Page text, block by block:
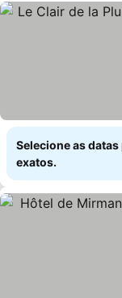
Selecione as
exatos.